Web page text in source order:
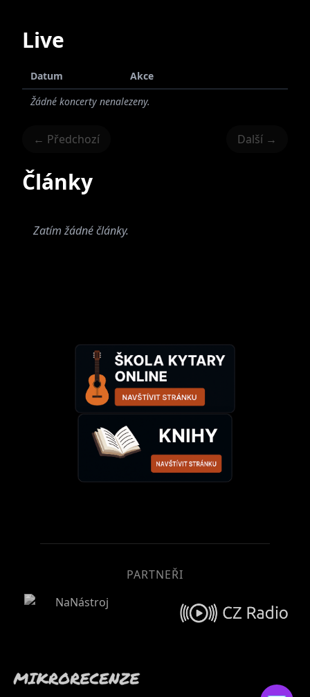
Live
Datum
Akce
Žádné koncerty nenalezeny.
← Předchozí Další →
Články
Zatím žádné články.
PARTNEŘI